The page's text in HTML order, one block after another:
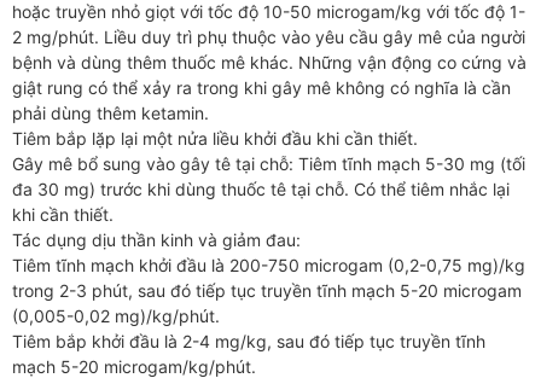
hoặc truyền nhỏ giọt với tốc độ 10-50 microgam/kg với tốc độ 1-
2 mg/phút. Liều duy trì phụ thuộc vào yêu cầu gây mê của người
bệnh và dùng thêm thuốc mê khác. Những vận động co cứng và
giật rung có thể xảy ra trong khi gây mê không có nghĩa là cần
phải dùng thêm ketamin.
Tiêm bắp lặp lại một nửa liều khởi đầu khi cần thiết.
Gây mê bổ sung vào gây tê tại chỗ: Tiêm tĩnh mạch 5-30 mg (tối
đa 30 mg) trước khi dùng thuốc tê tại chỗ. Có thể tiêm nhắc lại
khi cần thiết.
Tác dụng dịu thần kinh và giảm đau:
Tiêm tĩnh mạch khởi đầu là 200-750 microgam (0,2-0,75 mg)/kg
trong 2-3 phút, sau đó tiếp tục truyền tĩnh mạch 5-20 microgam
(0,005-0,02 mg)/kg/phút.
Tiêm bắp khởi đầu là 2-4 mg/kg, sau đó tiếp tục truyền tĩnh
mạch 5-20 microgam/kg/phút.